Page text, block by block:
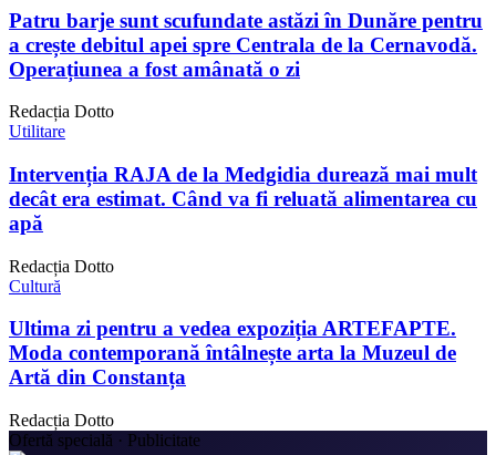
Patru barje sunt scufundate astăzi în Dunăre pentru
a crește debitul apei spre Centrala de la Cernavodă.
Operațiunea a fost amânată o zi
Redacția Dotto
Utilitare
Intervenția RAJA de la Medgidia durează mai mult
decât era estimat. Când va fi reluată alimentarea cu
apă
Redacția Dotto
Cultură
Ultima zi pentru a vedea expoziția ARTEFAPTE.
Moda contemporană întâlnește arta la Muzeul de
Artă din Constanța
Redacția Dotto
Ofertă specială · Publicitate